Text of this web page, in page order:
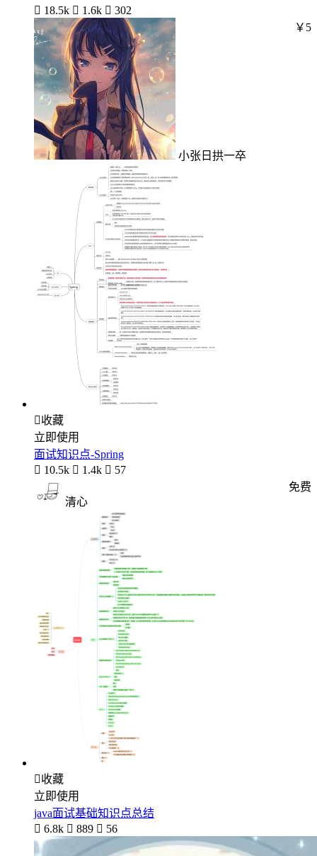
 18.5k  1.6k  302
小张日拱一卒
￥5
收藏
立即使用
面试知识点-Spring
 10.5k  1.4k  57
清心
免费
收藏
立即使用
java面试基础知识点总结
 6.8k  889  56